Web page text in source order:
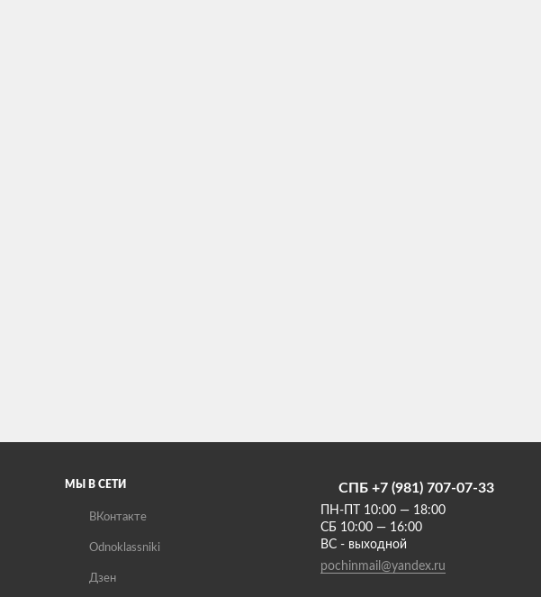
МЫ В СЕТИ
ВКонтакте
Odnoklassniki
Дзен
СПБ +7 (981) 707-07-33
ПН-ПТ 10:00 — 18:00
СБ 10:00 — 16:00
ВС - выходной
pochinmail@yandex.ru